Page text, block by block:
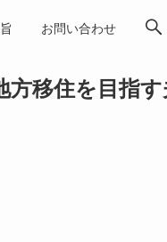
方移住を目指
お問い合わせ